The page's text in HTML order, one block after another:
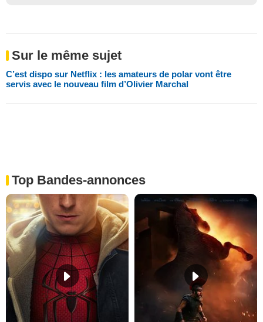
Sur le même sujet
C’est dispo sur Netflix : les amateurs de polar vont être
servis avec le nouveau film d’Olivier Marchal
Top Bandes-annonces